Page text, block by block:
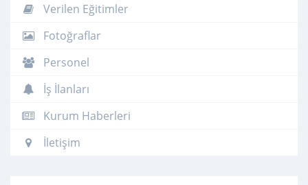
Verilen Eğitimler
Fotoğraflar
Personel
İş İlanları
Kurum Haberleri
İletişim